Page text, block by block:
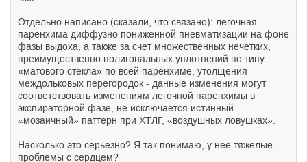
Отдельно написано (сказали, что связано): легочная
паренхима диффузно пониженной пневматизации на фоне
фазы выдоха, а также за счет множественных нечетких,
преимущественно полигональных уплотнений по типу
«матового стекла» по всей паренхиме, утолщения
междольковых перегородок - данные изменения могут
соответствовать изменениям легочной паренхимы в
экспираторной фазе, не исключается истинный
«мозаичный» паттерн при ХТЛГ, «воздушных ловушках».
Насколько это серьезно? Я так понимаю, у нее тяжелые
проблемы с сердцем?